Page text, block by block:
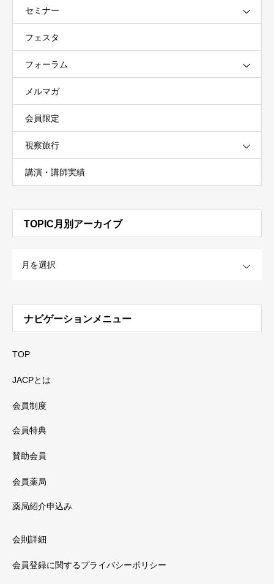
セミナー
フェスタ
フォーラム
メルマガ
会員限定
視察旅行
講演・講師実績
TOPIC月別アーカイブ
ナビゲーションメニュー
TOP
JACPとは
会員制度
会員特典
賛助会員
会員薬局
薬局紹介申込み
会則詳細
会員登録に関するプライバシーポリシー